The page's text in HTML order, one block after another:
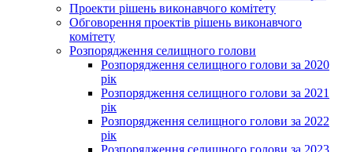
Проекти рішень виконавчого комітету
Обговорення проектів рішень виконавчого
комітету
Розпорядження селищного голови
Розпорядження селищного голови за 2020
рік
Розпорядження селищного голови за 2021
рік
Розпорядження селищного голови за 2022
рік
Розпорядження селищного голови за 2023